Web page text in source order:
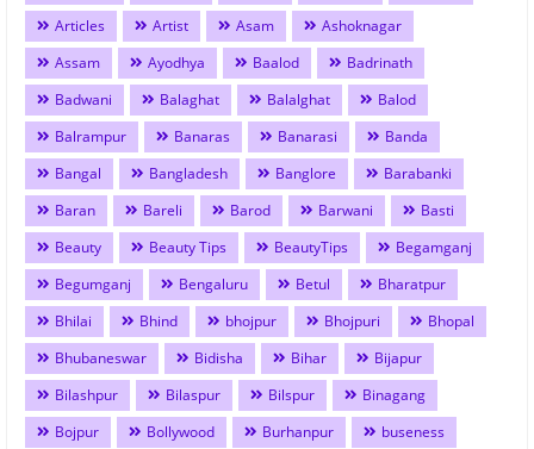
Articles
Artist Asam
Ashoknagar
Assam
Ayodhya Baalod
Badrinath
Badwani
Balaghat Balalghat
Balod
Balrampur
Banaras Banarasi
Banda
Bangal
Bangladesh Banglore
Barabanki
Baran
Bareli Barod Barwani
Basti
Beauty
Beauty Tips BeautyTips
Begamganj
Begumganj
Bengaluru Betul
Bharatpur
Bhilai
Bhind bhojpur Bhojpuri
Bhopal
Bhubaneswar
Bidisha Bihar
Bijapur
Bilashpur
Bilaspur Bilspur
Binagang
Bojpur
Bollywood Burhanpur buseness